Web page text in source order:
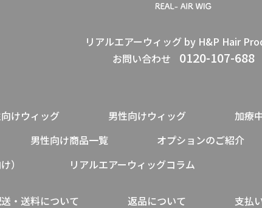
リアルエアーウィッグ by H&P Hair
お問い合わせ
0120-107-688
けウィッグ 男性向けウィッグ 加療
男性向け商品一覧 オプションのご紹介
）
リアルエアーウィッグコラム
・送料について 返品について 支払